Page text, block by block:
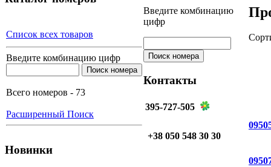
Список всех товаров
Введите комбинацию цифр
Всего номеров - 73
Расширенный Поиск
Новинки
Введите комбинацию
цифр
Контакты
395-727-505
+38 050 548 30 30